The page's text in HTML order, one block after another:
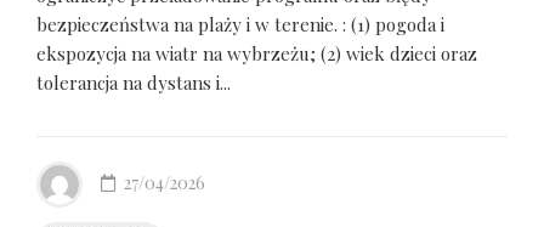
bezpieczeństwa na plaży i w terenie. : (1) pogoda i
ekspozycja na wiatr na wybrzeżu; (2) wiek dzieci oraz
tolerancja na dystans i...
27/04/2026